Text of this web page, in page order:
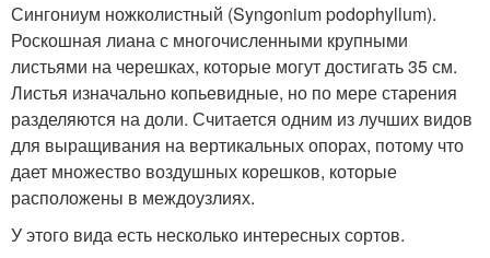
Сингониум ножколистный (Syngonium podophyllum).
Роскошная лиана с многочисленными крупными
листьями на черешках, которые могут достигать 35 см.
Листья изначально копьевидные, но по мере старения
разделяются на доли. Считается одним из лучших видов
для выращивания на вертикальных опорах, потому что
дает множество воздушных корешков, которые
расположены в междоузлиях.
У этого вида есть несколько интересных сортов.